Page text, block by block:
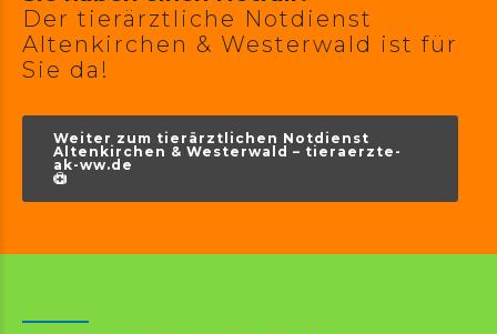
Der tierärztliche Notdienst
Altenkirchen & Westerwald ist für
Sie da!
Weiter zum tierärztlichen Notdienst
Altenkirchen & Westerwald – tieraerzte-
ak-ww.de